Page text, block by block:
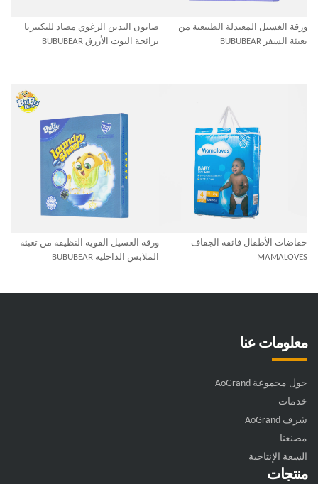
صابون اليدين الرغوي مضاد للبكتيريا
برائحة التوت الأزرق BUBUBEAR
ورقة الغسيل المعتدلة الطبيعية من
تعبئة السفر BUBUBEAR
ورقة الغسيل القوية النظيفة من تعبئة
الملابس الداخلية BUBUBEAR
حفاضات الأطفال فائقة الجفاف
MAMALOVES
معلومات عنا
حول مجموعة AoGrand
خدمات
شرف AoGrand
مصنعنا
السعة الإنتاجية
منتجات